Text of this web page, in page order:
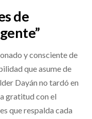
de
y consciente de
que asume de
Dayán no tardó en
gratitud con el
que respalda cada